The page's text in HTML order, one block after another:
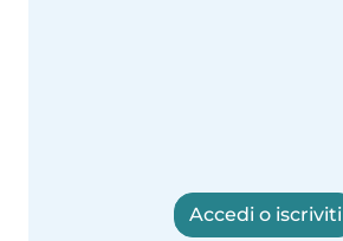
Accedi o iscriviti